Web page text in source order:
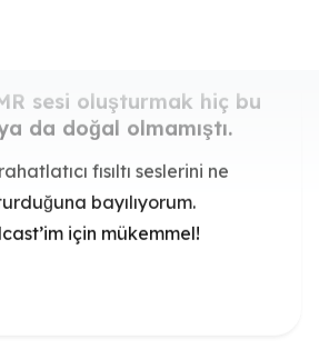
bayılıyorum.
için mükemmel!